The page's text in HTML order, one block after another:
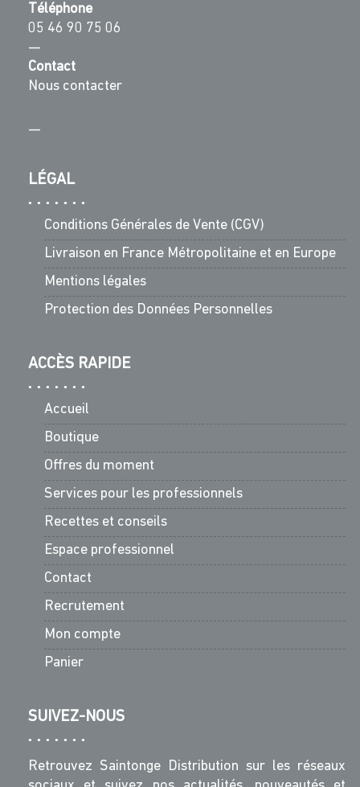
Téléphone
05 46 90 75 06
—
Contact
Nous contacter
—
LÉGAL
Conditions Générales de Vente (CGV)
Livraison en France Métropolitaine et en Europe
Mentions légales
Protection des Données Personnelles
ACCÈS RAPIDE
Accueil
Boutique
Offres du moment
Services pour les professionnels
Recettes et conseils
Espace professionnel
Contact
Recrutement
Mon compte
Panier
SUIVEZ-NOUS
Retrouvez Saintonge Distribution sur les réseaux